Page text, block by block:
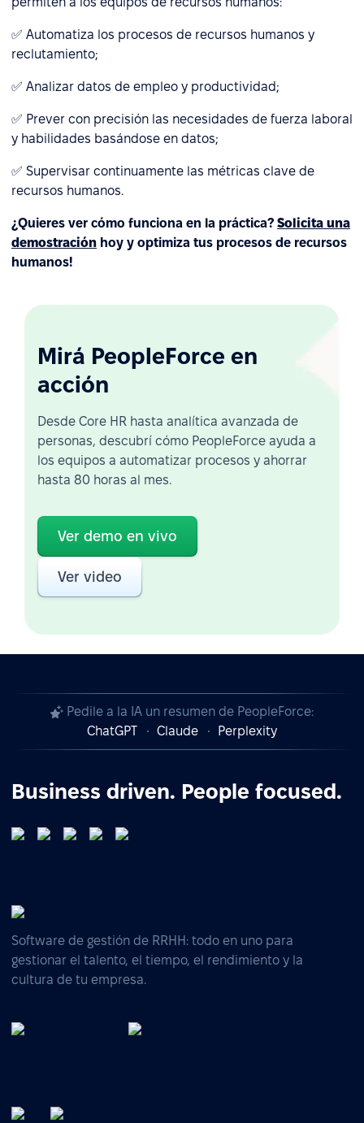
✅ Automatiza los procesos de recursos humanos y
reclutamiento;
✅ Analizar datos de empleo y productividad;
✅ Prever con precisión las necesidades de fuerza laboral
y habilidades basándose en datos;
✅ Supervisar continuamente las métricas clave de
recursos humanos.
¿Quieres ver cómo funciona en la práctica? Solicita una
demostración hoy y optimiza tus procesos de recursos
humanos!
Mirá PeopleForce en
acción
Desde Core HR hasta analítica avanzada de
personas, descubrí cómo PeopleForce ayuda a
los equipos a automatizar procesos y ahorrar
hasta 80 horas al mes.
Ver demo en vivo
Ver video
Pedile a la IA un resumen de PeopleForce:
ChatGPT
Claude Perplexity
Business driven. People focused.
Software de gestión de RRHH: todo en uno para
gestionar el talento, el tiempo, el rendimiento y la
cultura de tu empresa.